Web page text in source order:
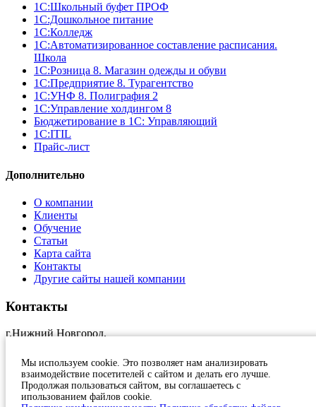
1С:Школьный буфет ПРОФ
1C:Дошкольное питание
1С:Колледж
1С:Автоматизированное составление расписания.
Школа
1С:Розница 8. Магазин одежды и обуви
1С:Предприятие 8. Турагентство
1С:УНФ 8. Полиграфия 2
1С:Управление холдингом 8
Бюджетирование в 1С: Управляющий
1С:ITIL
Прайс-лист
Дополнительно
О компании
Клиенты
Обучение
Статьи
Карта сайта
Контакты
Другие сайты нашей компании
Контакты
г.Нижний Новгород,
+7 (831)231 23 24
1c@at-nn.ru
2026, Активные Технологии
Политика конфиденциальности
Мы используем cookie. Это позволяет нам анализировать
взаимодействие посетителей с сайтом и делать его лучше.
Продолжая пользоваться сайтом, вы соглашаетесь с
ипользованием файлов cookie.